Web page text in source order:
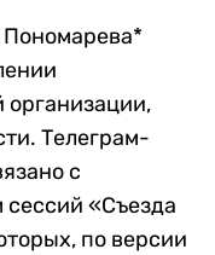
Пономарева*
организации,
Телеграм-
с
сессий «Съезда
по версии